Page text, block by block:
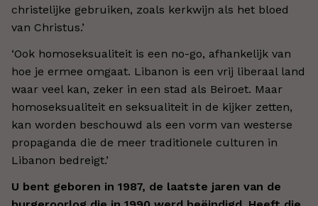
christelijke gebruiken, zoals kerkwijn als het bloed
van Christus.’
‘Ook homoseksualiteit is een no-go, afhankelijk van
hoe je ermee omgaat. Libanon is een vrij liberaal land
waar veel kan, zeker in een stad als Beiroet. Maar
homoseksualiteit en seksualiteit in de kijker zetten,
kan worden beschouwd als een vorm van westerse
propaganda die de meer traditionele culturen in
Libanon bedreigt.’
U bent geboren in 1987, de laatste jaren van de